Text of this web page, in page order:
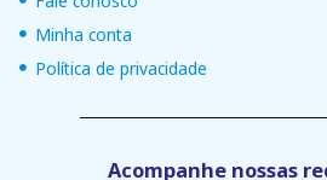
Minha conta
Política de privacidade
Acompanhe nossas